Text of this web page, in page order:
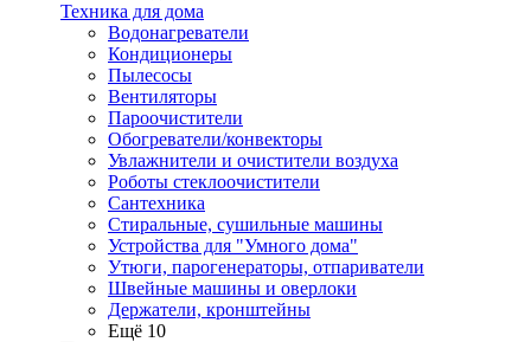
Техника для дома
Водонагреватели
Кондиционеры
Пылесосы
Вентиляторы
Пароочистители
Обогреватели/конвекторы
Увлажнители и очистители воздуха
Роботы стеклоочистители
Сантехника
Стиральные, сушильные машины
Устройства для "Умного дома"
Утюги, парогенераторы, отпариватели
Швейные машины и оверлоки
Держатели, кронштейны
Ещё 10